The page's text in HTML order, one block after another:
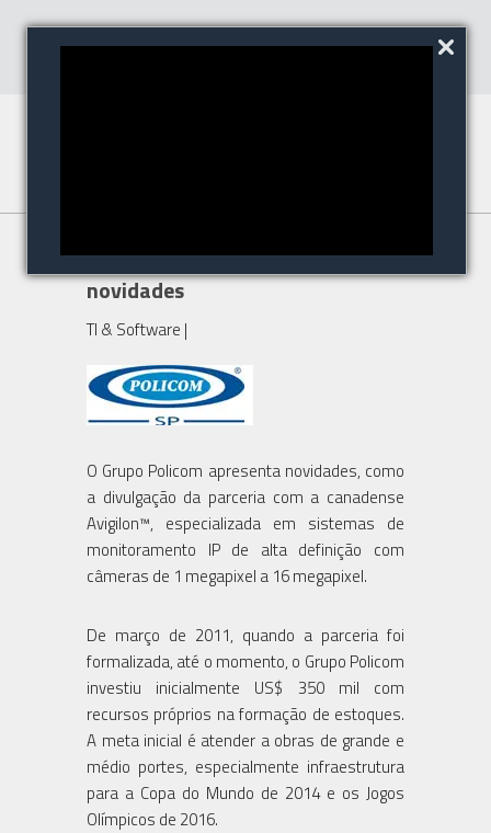
O Grupo Policom apresenta
novidades
TI & Software |
O Grupo Policom apresenta novidades, como
a divulgação da parceria com a canadense
Avigilon™, especializada em sistemas de
monitoramento IP de alta definição com
câmeras de 1 megapixel a 16 megapixel.
De março de 2011, quando a parceria foi
formalizada, até o momento, o Grupo Policom
investiu inicialmente US$ 350 mil com
recursos próprios na formação de estoques.
A meta inicial é atender a obras de grande e
médio portes, especialmente infraestrutura
para a Copa do Mundo de 2014 e os Jogos
Olímpicos de 2016.